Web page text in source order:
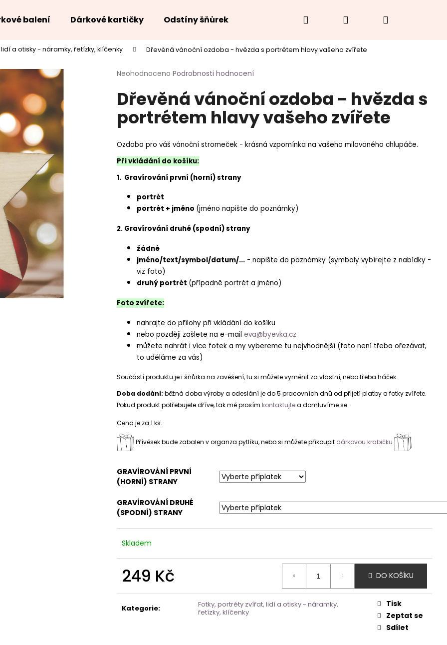
balení Dárkové kartičky Odstíny šňůrek Hodnocení obchodu O náramcích
Hledat PřihlášeníNákupní
a otisky - náramky, řetízky, klíčenky Dřevěná vánoční ozdoba - hvězda s portrétem hlavy vašeho zvířete
Průměrné
produktu
je
5
hvězdiček.
Neohodnoceno Podrobnosti hodnocení
Dřevěná vánoční ozdoba - hvězda s
portrétem hlavy vašeho zvířete
Ozdoba pro váš vánoční stromeček - krásná vzpomínka na vašeho milovaného chlupáče.
Při vkládání do košíku:
1. Gravírování první (horní) strany
portrét
portrét + jméno (jméno napište do poznámky)
2. Gravírování druhé (spodní) strany
žádné
jméno/text/symbol/datum/... - napište do poznámky (symboly vybírejte z nabídky -
viz foto)
druhý portrét (případně portrét a jméno)
Foto zvířete:
nahrajte do přílohy při vkládání do košíku
nebo později zašlete na e-mail eva@byevka.cz
můžete nahrát i více fotek a my vybereme tu nejvhodnější (foto není třeba ořezávat,
to uděláme za vás)
Součástí produktu je i šňůrka na zavěšení, tu si můžete vyměnit za vlastní, nebo třeba háček.
Doba dodání: běžná doba výroby a odeslání je do 5 pracovních dnů od přijetí platby a fotky zvířete.
Pokud produkt potřebujete dříve, tak mě prosím kontaktujtea domluvíme se.
Cena je za 1 ks.
Přívěsek bude zabalen v organza pytlíku, nebo si můžete přikoupit dárkovou krabičku
GRAVÍROVÁNÍ PRVNÍ
(HORNÍ) STRANY
GRAVÍROVÁNÍ DRUHÉ
(SPODNÍ) STRANY
Skladem
249 Kč
cena:
DO KOŠÍKU
Kategorie:
Fotky, portréty zvířat, lidí a otisky - náramky,
řetízky, klíčenky
Tisk
Zeptat se
Sdílet
Co potřebujete najít?
HLEDAT